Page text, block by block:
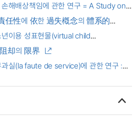
해배상책임에 관한 연구 = A Study on
the Liabilities for Damages from
任性에 依한 過失槪念의 體系的
study on nogligence
이용 성표현물(virtual child
및 법적 책임에 관한 연구 = (A) Study
in cyberspace : Legality and
却의 限界
과실(la faute de service)에 관한 연구 :